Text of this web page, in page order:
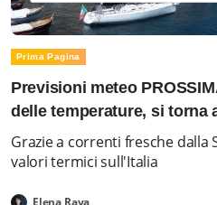
Prima Pagina
Previsioni meteo
delle temperature, si torna
Grazie a correnti fresche
valori termici sull'Italia
Elena Rava